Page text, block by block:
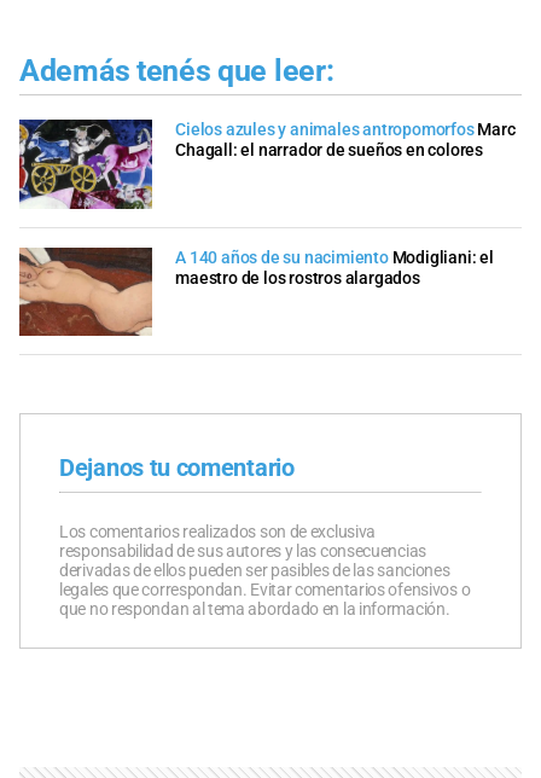
Además tenés que leer:
Cielos azules y animales antropomorfos Marc
Chagall: el narrador de sueños en colores
A 140 años de su nacimiento Modigliani: el
maestro de los rostros alargados
Dejanos tu comentario
Los comentarios realizados son de exclusiva
responsabilidad de sus autores y las consecuencias
derivadas de ellos pueden ser pasibles de las sanciones
legales que correspondan. Evitar comentarios ofensivos o
que no respondan al tema abordado en la información.